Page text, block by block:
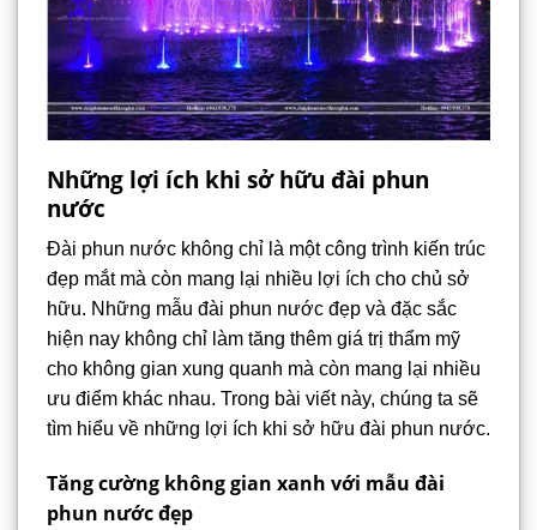
Những lợi ích khi sở hữu đài phun
nước
Đài phun nước không chỉ là một công trình kiến trúc
đẹp mắt mà còn mang lại nhiều lợi ích cho chủ sở
hữu. Những mẫu đài phun nước đẹp và đặc sắc
hiện nay không chỉ làm tăng thêm giá trị thẩm mỹ
cho không gian xung quanh mà còn mang lại nhiều
ưu điểm khác nhau. Trong bài viết này, chúng ta sẽ
tìm hiểu về những lợi ích khi sở hữu đài phun nước.
Tăng cường không gian xanh với mẫu đài
phun nước đẹp